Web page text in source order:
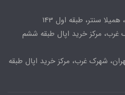
غرب، مرکز خرید اپال طبقه ششم
شهرک غرب، مرکز خرید اپال طبقه